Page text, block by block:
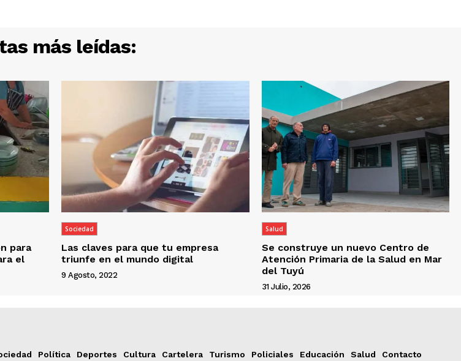
más leídas:
para
el
Sociedad
Las claves para que tu empresa
triunfe en el mundo digital
9 Agosto, 2022
Salud
Se construye un nuevo Centro de
Atención Primaria de la Salud en Mar
del Tuyú
31 Julio, 2026
Política Deportes Cultura Cartelera Turismo Policiales Educación Salud Contacto